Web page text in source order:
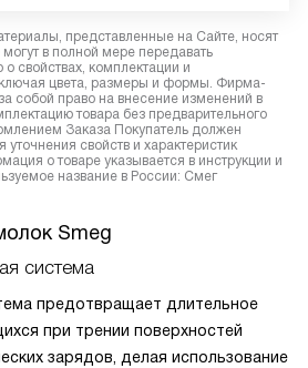
представленные на Сайте, носят
в полной мере передавать
свойствах, комплектации и
цвета, размеры и формы. Фирма-
собой право на внесение изменений в
товара без предварительного
Заказа Покупатель должен
уточнения свойств и характеристик
о товаре указывается в инструкции и
название в России: Смег
Smeg
система
предотвращает длительное
при трении поверхностей
зарядов, делая использование